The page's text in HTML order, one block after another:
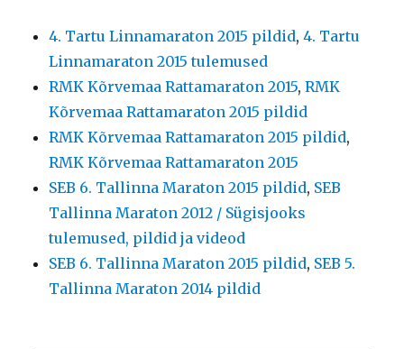
4. Tartu Linnamaraton 2015 pildid,4. Tartu
Linnamaraton 2015 tulemused
RMK Kõrvemaa Rattamaraton 2015,RMK
Kõrvemaa Rattamaraton 2015 pildid
RMK Kõrvemaa Rattamaraton 2015 pildid,
RMK Kõrvemaa Rattamaraton 2015
SEB 6. Tallinna Maraton 2015 pildid, SEB
Tallinna Maraton 2012 / Sügisjooks
tulemused, pildid ja videod
SEB 6. Tallinna Maraton 2015 pildid, SEB 5.
Tallinna Maraton 2014 pildid